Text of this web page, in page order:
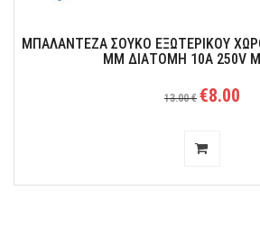
ΜΠΑΛΑΝΤΕΖΑ ΣΟΥΚΟ ΕΞΩΤΕΡΙΚΟΥ
ΜΜ ΔΙΑΤΟΜΗ 10Α 250V
13.00 € €8.00